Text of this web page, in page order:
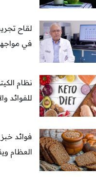
لقاح
في
نظام
للفوائد
فوائد
العظام